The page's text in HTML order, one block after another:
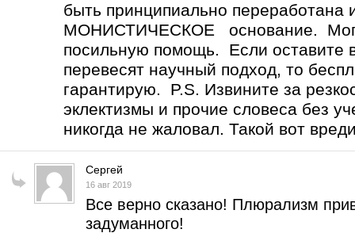
быть принципиально переработана
МОНИСТИЧЕСКОЕ основание. Могу
посильную помощь. Если оставите
перевесят научный подход, то
гарантирую. P.S. Извините за
эклектизмы и прочие словеса без
никогда не жаловал. Такой вот
Сергей
16 авг 2019
Все верно сказано! Плюрализм
задуманного!